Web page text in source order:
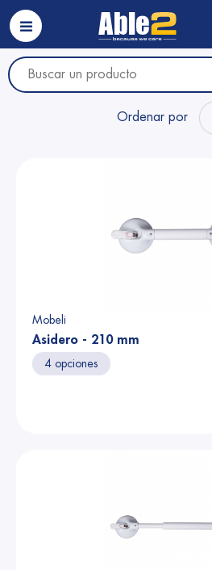
Ordenar por
Mobeli
Asidero - 210 mm
4 opciones